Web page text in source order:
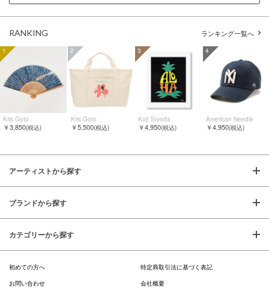
RANKING ランキング一覧へ
1
Kris Goto
￥3,850(税込)
2
Kris Goto
￥5,500(税込)
3
Koji Toyoda
￥4,950(税込)
4
American Needle
￥4,950(税込)
アーティストから探す
ブランドから探す
カテゴリーから探す
初めての方へ
特定商取引法に基づく表記
お問い合わせ
会社概要